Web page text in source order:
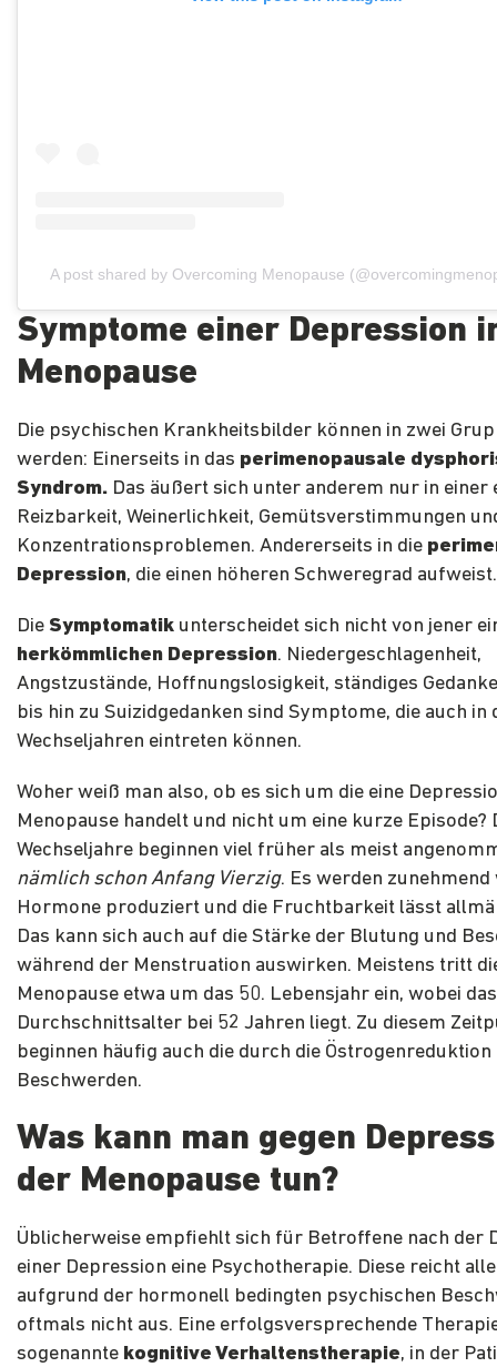
A post shared by Overcoming Menopause
Symptome einer Depression
Menopause
Die psychischen Krankheitsbilder können in zwei
werden: Einerseits in das perimenopausale
Syndrom. Das äußert sich unter anderem nur in einer
Reizbarkeit, Weinerlichkeit, Gemütsverstimmungen
Konzentrationsproblemen. Andererseits in die
Depression, die einen höheren Schweregrad aufweist.
Die Symptomatik unterscheidet sich nicht von jener
herkömmlichen Depression. Niedergeschlagenheit,
Angstzustände, Hoffnungslosigkeit, ständiges
bis hin zu Suizidgedanken sind Symptome, die auch in
Wechseljahren eintreten können.
Woher weiß man also, ob es sich um die eine
Menopause handelt und nicht um eine kurze Episode?
Wechseljahre beginnen viel früher als meist
nämlich schon Anfang Vierzig. Es werden zunehmend
Hormone produziert und die Fruchtbarkeit lässt
Das kann sich auch auf die Stärke der Blutung und
während der Menstruation auswirken. Meistens tritt
Menopause etwa um das 50. Lebensjahr ein, wobei das
Durchschnittsalter bei 52 Jahren liegt. Zu diesem
beginnen häufig auch die durch die
Beschwerden.
Was kann man gegen
der Menopause tun?
Üblicherweise empfiehlt sich für Betroffene nach der
einer Depression eine Psychotherapie. Diese reicht
aufgrund der hormonell bedingten psychischen
oftmals nicht aus. Eine erfolgsversprechende
sogenannte kognitive Verhaltenstherapie, in der